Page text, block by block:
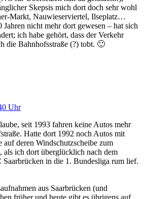
Skepsis mich dort doch sehr wohl
Markt, Nauwieserviertel, Ilseplatz…
nicht mehr dort gewesen – hat sich
ich habe gehört, dass der Verkehr
die Bahnhofsstraße (?) tobt. 🙂
Uhr
seit 1993 fahren keine Autos mehr
Hatte dort 1992 noch Autos mit
auf deren Windschutzscheibe zum
als ich dort überglücklich nach dem
Saarbrücken in die 1. Bundesliga rum lief.
aus Saarbrücken (und